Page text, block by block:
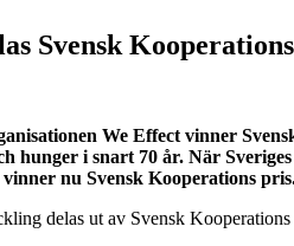
Svensk
We Effect vinner
hunger i snart 70 år. När
nu Svensk Kooperations
delas ut av Svensk